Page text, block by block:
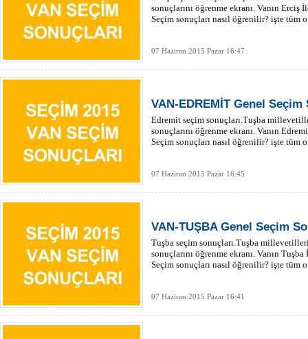
sonuçlarını öğrenme ekranı. Vanın Erciş
Seçim sonuçları nasıl öğrenilir? işte tüm
07 Haziran 2015 Pazar 16:47
VAN-EDREMİT Genel Seçim
Edremit seçim sonuçları.Tuşba
sonuçlarını öğrenme ekranı. Vanın
Seçim sonuçları nasıl öğrenilir? işte tüm
07 Haziran 2015 Pazar 16:45
VAN-TUŞBA Genel Seçim
Tuşba seçim sonuçları.Tuşba
sonuçlarını öğrenme ekranı. Vanın
Seçim sonuçları nasıl öğrenilir? işte tüm
07 Haziran 2015 Pazar 16:41